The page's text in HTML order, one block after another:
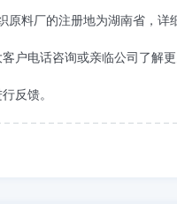
原料厂的注册地为湖南省，
户电话咨询或亲临公司了解更
反馈。